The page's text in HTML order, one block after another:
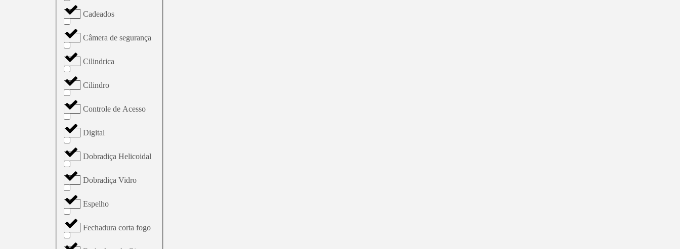
Cadeados
Câmera de segurança
Cilindrica
Cilindro
Controle de Acesso
Digital
Dobradiça Helicoidal
Dobradiça Vidro
Espelho
Fechadura corta fogo